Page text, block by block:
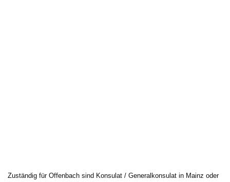
Zuständig für Offenbach sind Konsulat / Generalkonsulat in Mainz oder